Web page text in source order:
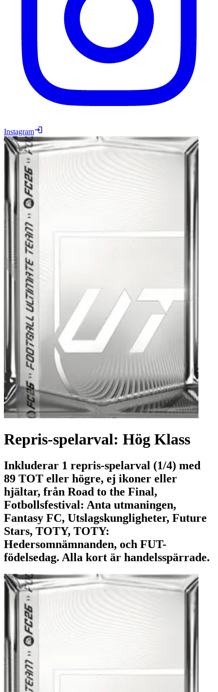
Instagram
Repris-spelarval: Hög Klass
Inkluderar 1 repris-spelarval (1/4) med
89 TOT eller högre, ej ikoner eller
hjältar, från Road to the Final,
Fotbollsfestival: Anta utmaningen,
Fantasy FC, Utslagskungligheter, Future
Stars, TOTY, TOTY:
Hedersomnämnanden, och FUT-
födelsedag. Alla kort är handelsspärrade.